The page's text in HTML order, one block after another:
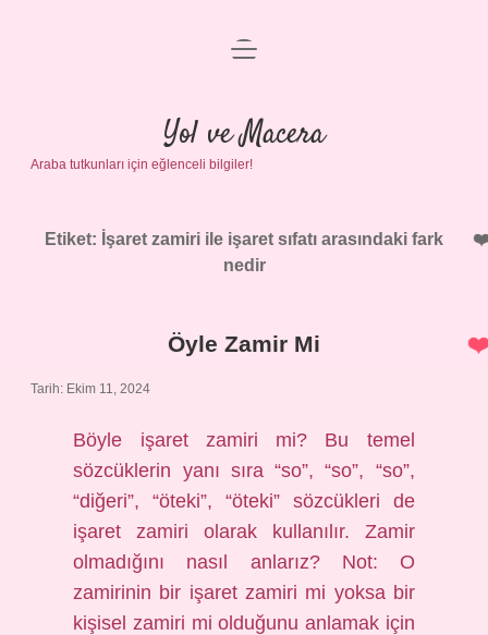
Anasayfa
Gizlilik Politikası
Yasal Uyarı
menüyü
Yol ve Macera
Araba tutkunları için eğlenceli bilgiler!
Etiket: İşaret zamiri ile işaret sıfatı arasındaki fark
nedir
Öyle Zamir Mi
Tarih: Ekim 11, 2024
Böyle işaret zamiri mi? Bu temel
sözcüklerin yanı sıra “so”, “so”, “so”,
“diğeri”, “öteki”, “öteki” sözcükleri de
işaret zamiri olarak kullanılır. Zamir
olmadığını nasıl anlarız? Not: O
zamirinin bir işaret zamiri mi yoksa bir
kişisel zamiri mi olduğunu anlamak için